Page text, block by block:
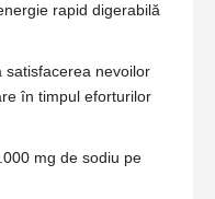
rapid digerabilă
satisfacerea nevoilor
în timpul eforturilor
mg de sodiu pe